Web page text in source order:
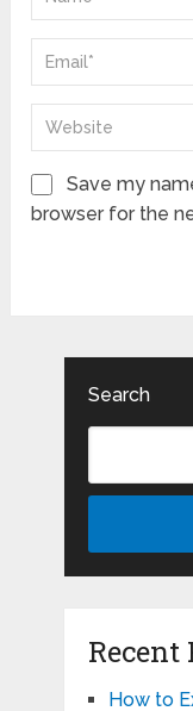
Save my
browser for the
Search
Recent
How to